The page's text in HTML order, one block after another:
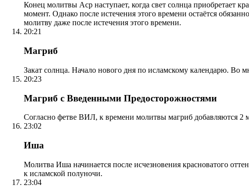
Конец молитвы Аср наступает, когда свет солнца приобретает
момент. Однако после истечения этого времени остаётся
молитву даже после истечения этого времени.
20:21
Магриб
Закат солнца. Начало нового дня по исламскому календарю. Во
20:23
Магриб с Введенными Предосторожностями
Согласно фетве ВИЛ, к времени молитвы магриб добавляются 2
23:02
Иша
Молитва Иша начинается после исчезновения красноватого
к исламской полуночи.
23:04